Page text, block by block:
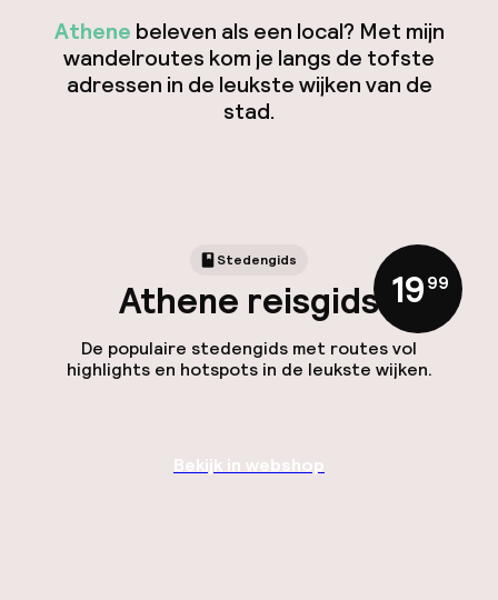
Athene beleven als een local? Met mijn
wandelroutes kom je langs de tofste
adressen in de leukste wijken van de
stad.
Stedengids
Athene reisgids
De populaire stedengids met routes vol
highlights en hotspots in de leukste wijken.
19,99
Bekijk in webshop